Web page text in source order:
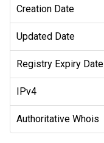
Creation Date
Updated Date
Registry Expiry Date
IPv4
Authoritative Whois